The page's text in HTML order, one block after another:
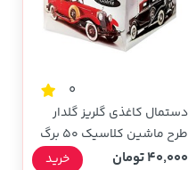
0
دستمال کاغذی گلریز گلدار
طرح ماشین کلاسیک 50 برگ
دولا
40,000 تومان خرید